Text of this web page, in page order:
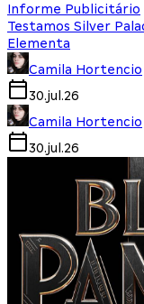
Informe Publicitário
Testamos Silver
Elementa
Camila Hortencio
30.jul.26
Camila Hortencio
30.jul.26